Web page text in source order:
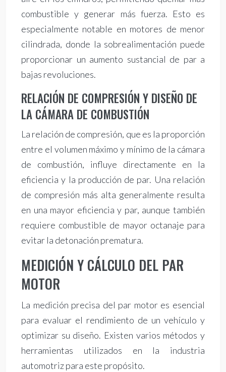
combustible y generar más fuerza. Esto es
especialmente notable en motores de menor
cilindrada, donde la sobrealimentación puede
proporcionar un aumento sustancial de par a
bajas revoluciones.
RELACIÓN DE COMPRESIÓN Y DISEÑO DE
LA CÁMARA DE COMBUSTIÓN
La relación de compresión, que es la proporción
entre el volumen máximo y mínimo de la cámara
de combustión, influye directamente en la
eficiencia y la producción de par. Una relación
de compresión más alta generalmente resulta
en una mayor eficiencia y par, aunque también
requiere combustible de mayor octanaje para
evitar la detonación prematura.
MEDICIÓN Y CÁLCULO DEL PAR
MOTOR
La medición precisa del par motor es esencial
para evaluar el rendimiento de un vehículo y
optimizar su diseño. Existen varios métodos y
herramientas utilizados en la industria
automotriz para este propósito.